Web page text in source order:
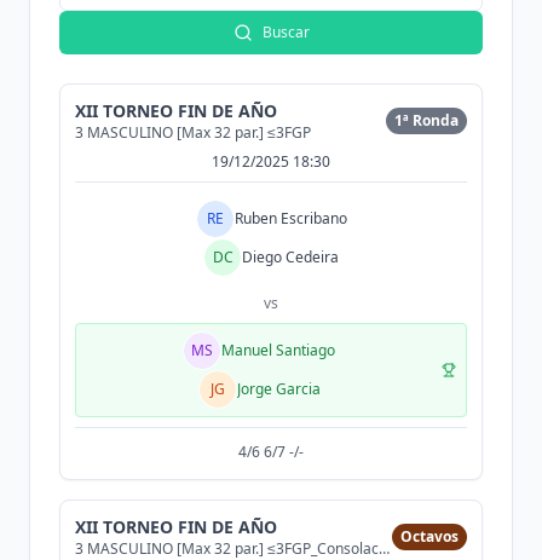
Buscar
XII TORNEO FIN DE AÑO
3 MASCULINO [Max 32 par.] ≤3FGP
1ª Ronda
19/12/2025 18:30
RE
Ruben Escribano
DC Diego Cedeira
vs
MS Manuel Santiago
JG
Jorge Garcia
4/6 6/7 -/-
XII TORNEO FIN DE AÑO
3 MASCULINO [Max 32 par.] ≤3FGP_Consolacion
Octavos